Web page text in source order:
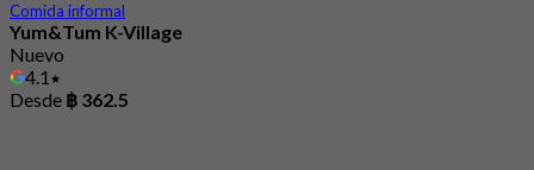
Comida informal
Yum&Tum K-Village
Nuevo
4.1
Desde ฿ 362.5